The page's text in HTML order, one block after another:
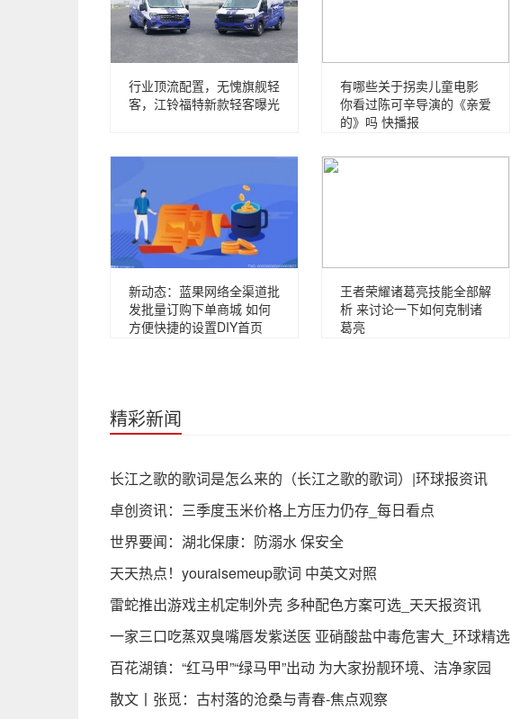
行业顶流配置，无愧旗舰轻
客，江铃福特新款轻客曝光
有哪些关于拐卖儿童电影
你看过陈可辛导演的《亲爱
的》吗 快播报
新动态：蓝果网络全渠道批
发批量订购下单商城 如何
方便快捷的设置DIY首页
王者荣耀诸葛亮技能全部解
析 来讨论一下如何克制诸
葛亮
精彩新闻
长江之歌的歌词是怎么来的（长江之歌的歌词）|环球报资讯
卓创资讯：三季度玉米价格上方压力仍存_每日看点
世界要闻：湖北保康：防溺水 保安全
天天热点！youraisemeup歌词 中英文对照
雷蛇推出游戏主机定制外壳 多种配色方案可选_天天报资讯
一家三口吃蒸双臭嘴唇发紫送医 亚硝酸盐中毒危害大_环球精选
百花湖镇：“红马甲”“绿马甲”出动 为大家扮靓环境、洁净家园
散文丨张觅：古村落的沧桑与青春-焦点观察